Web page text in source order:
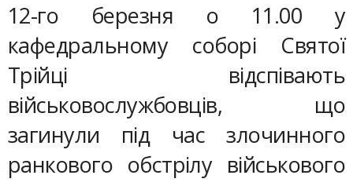
12-го березня о 11.00 у
кафедральному соборі Святої
Трійці відспівають
військовослужбовців, що
загинули під час злочинного
ранкового обстрілу військового